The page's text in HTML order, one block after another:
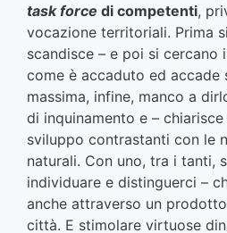
task force di competenti,
vocazione territoriali. Prima
scandisce – e poi si cercano
come è accaduto ed accade
massima, infine, manco a
di inquinamento e –
sviluppo contrastanti con le
naturali. Con uno, tra i tanti,
individuare e distinguerci –
anche attraverso un
città. E stimolare virtuose